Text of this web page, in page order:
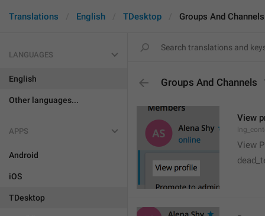
Translations English TDesktop Groups And Channels
LANGUAGES
English
Other languages...
APPS
Android
iOS
TDesktop
Groups And Channels
View
View